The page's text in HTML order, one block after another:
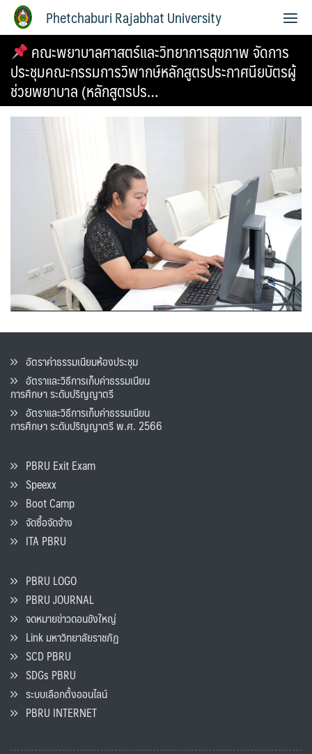
Phetchaburi Rajabhat University
คณะพยาบาลศาสตร์และวิทยาการสุขภาพ จัดการ
ประชุมคณะกรรมการวิพากษ์หลักสูตรประกาศนียบัตรผู้
ช่วยพยาบาล (หลักสูตรปร…
อัตราค่าธรรมเนียมห้องประชุม
อัตราและวิธีการเก็บค่าธรรมเนียน
การศึกษา ระดับปริญญาตรี
อัตราและวิธีการเก็บค่าธรรมเนียน
การศึกษา ระดับปริญญาตรี พ.ศ. 2566
PBRU Exit Exam
Speexx
Boot Camp
จัดซื้อจัดจ้าง
ITA PBRU
PBRU LOGO
PBRU JOURNAL
จดหมายข่าวดอนขังใหญ่
Link มหาวิทยาลัยราชภัฏ
SCD PBRU
SDGs PBRU
ระบบเลือกตั้งออนไลน์
PBRU INTERNET